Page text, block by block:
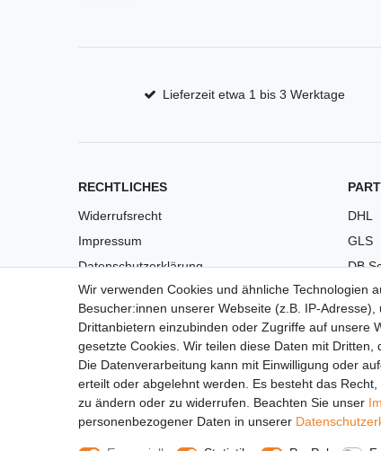
Lieferzeit etwa 1 bis 3 Werktage
RECHTLICHES
Widerrufsrecht
Impressum
Datenschutzerklärung
AGB
Versandkosten
Barrierefreiheit
Anleitungen
Vertrag widerrufen
DHL
GLS
DB
Wir verwenden Cookies und ähnliche Technologien
Besucher:innen unserer Webseite (z.B. IP-
Drittanbietern einzubinden oder Zugriffe auf unsere
gesetzte Cookies. Wir teilen diese Daten mit Dritten,
Die Datenverarbeitung kann mit Einwilligung oder
erteilt oder abgelehnt werden. Es besteht das
zu ändern oder zu widerrufen. Beachten Sie unser
personenbezogener Daten in unserer